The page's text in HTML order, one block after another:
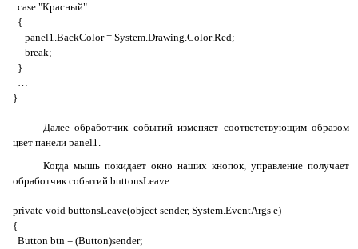
case "Красный":
{
panel1.BackColor= System.Drawing.Color.Red;
break;
}
…
}
Далее обработчик событий изменяет соответствующим образом
цвет панели panel1.
Когда мышь покидает окно наших кнопок, управление получает
обработчик событий buttonsLeave:
private void buttonsLeave(object sender, System.EventArgs e)
{
Button btn = (Button)sender;